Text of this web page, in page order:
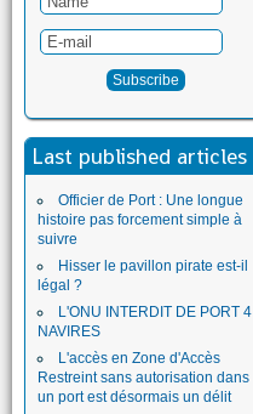
Last published articles
Officier de Port : Une longue
histoire pas forcement simple à
suivre
Hisser le pavillon pirate est-il
légal ?
L'ONU INTERDIT DE PORT 4
NAVIRES
L'accès en Zone d'Accès
Restreint sans autorisation dans
un port est désormais un délit